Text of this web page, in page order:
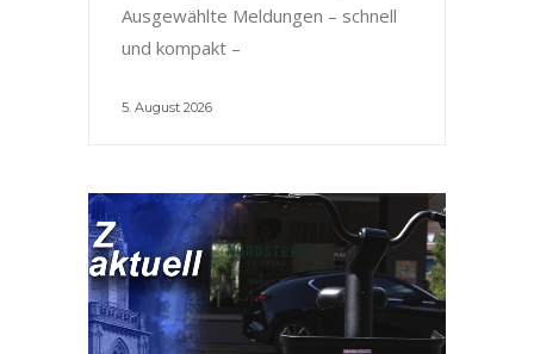
Ausgewählte Meldungen – schnell
und kompakt –
5. August 2026